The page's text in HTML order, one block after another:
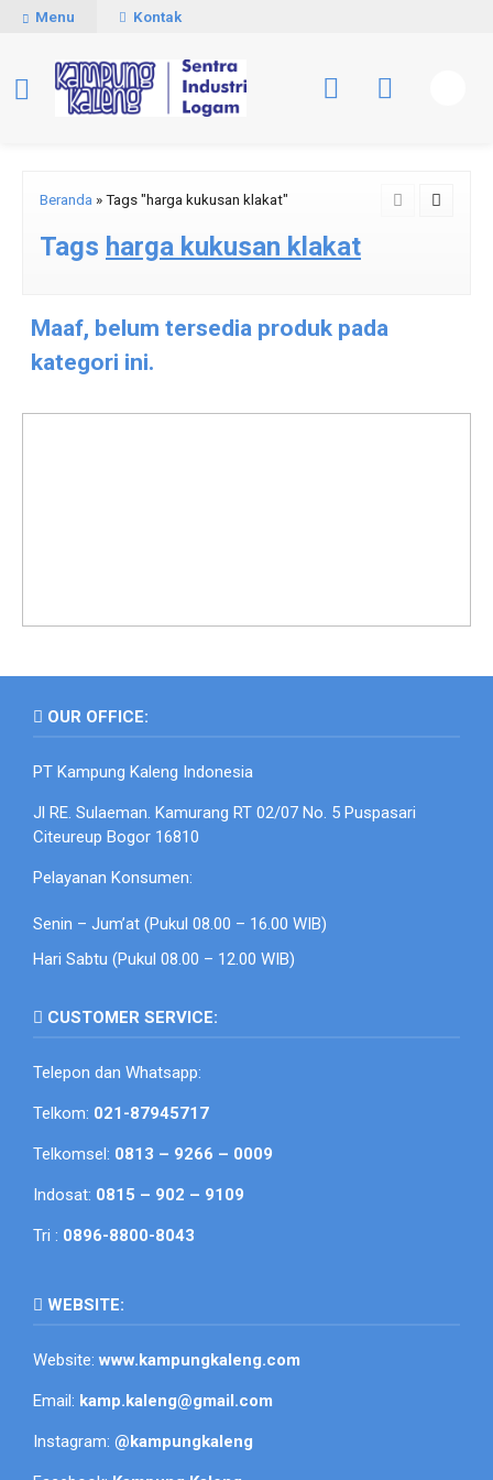
Menu Kontak
Beranda »Tags "harga kukusan klakat"
Tags harga kukusan klakat
Maaf, belum tersedia produk pada
kategori ini.
OUR OFFICE:
PT Kampung Kaleng Indonesia
Jl RE. Sulaeman. Kamurang RT 02/07 No. 5 Puspasari
Citeureup Bogor 16810
Pelayanan Konsumen:
Senin – Jum’at (Pukul 08.00 – 16.00 WIB)
Hari Sabtu (Pukul 08.00 – 12.00 WIB)
CUSTOMER SERVICE:
Telepon dan Whatsapp:
Telkom: 021-87945717
Telkomsel: 0813 – 9266 – 0009
Indosat: 0815 – 902 – 9109
Tri : 0896-8800-8043
WEBSITE:
Website:www.kampungkaleng.com
Email: kamp.kaleng@gmail.com
Instagram: @kampungkaleng